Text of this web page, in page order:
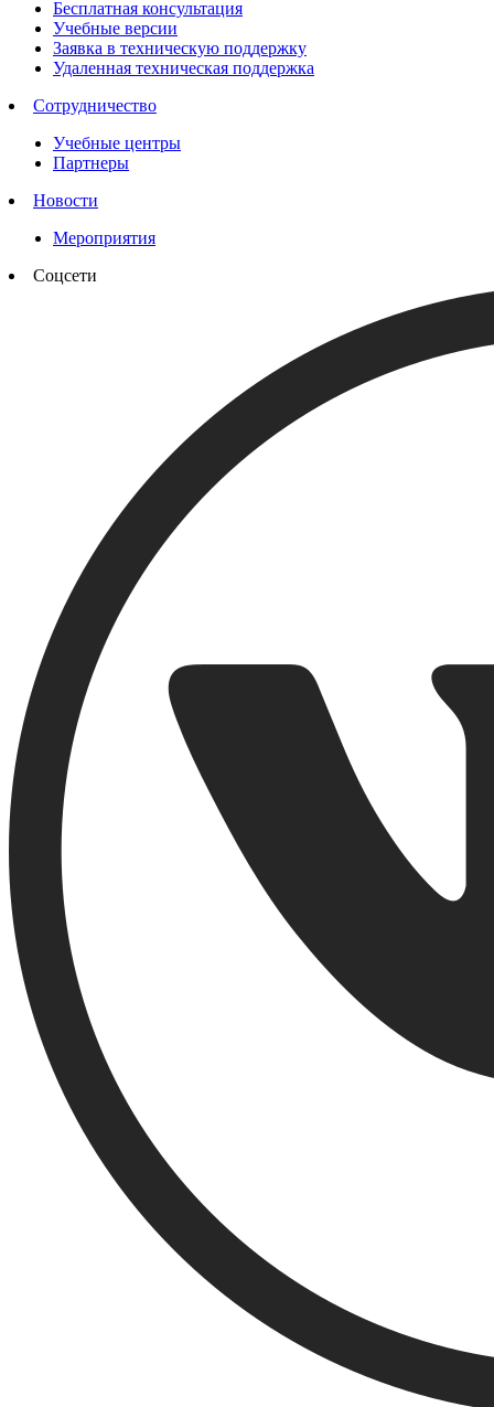
Бесплатная консультация
Учебные версии
Заявка в техническую поддержку
Удаленная техническая поддержка
Сотрудничество
Учебные центры
Партнеры
Новости
Мероприятия
Соцсети